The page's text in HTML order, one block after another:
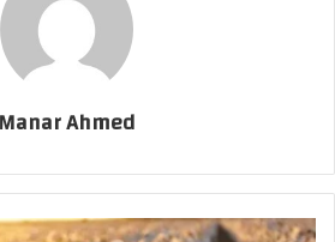
Manar Ahmed